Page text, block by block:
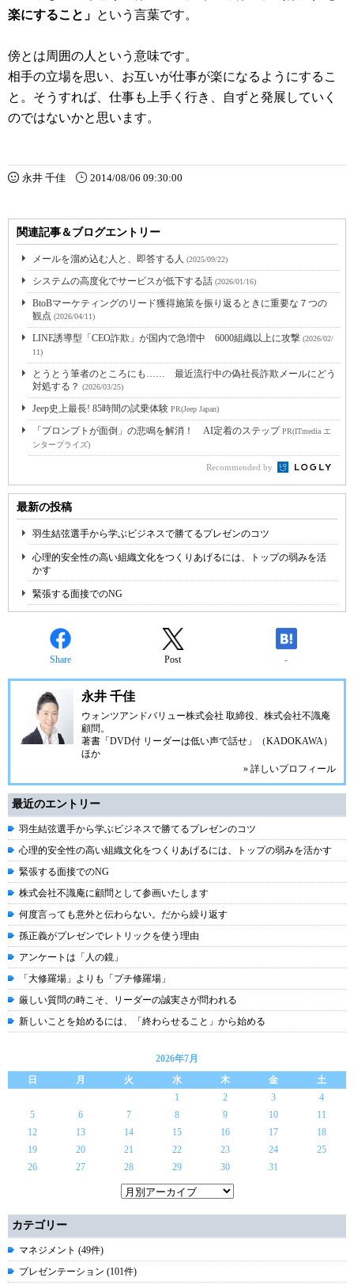
楽にすること」 という言葉です。
傍とは周囲の人という意味です。
相手の立場を思い、お互いが仕事が楽になるようにするこ
と。そうすれば、仕事も上手く行き、自ずと発展していく
のではないかと思います。
永井 千佳 2014/08/06 09:30:00
関連記事＆ブログエントリー
メールを溜め込む人と、即答する人 (2025/09/22)
システムの高度化でサービスが低下する話 (2026/01/16)
BtoBマーケティングのリード獲得施策を振り返るときに重要な７つの
観点 (2026/04/11)
LINE誘導型「CEO詐欺」が国内で急増中 6000組織以上に攻撃 (2026/02/
11)
とうとう筆者のところにも…… 最近流行中の偽社長詐欺メールにどう
対処する？ (2026/03/25)
Jeep史上最長! 85時間の試乗体験 PR(Jeep Japan)
「プロンプトが面倒」の悲鳴を解消！ AI定着のステップPR(ITmedia エ
ンタープライズ)
Recommended by
最新の投稿
羽生結弦選手から学ぶビジネスで勝てるプレゼンのコツ
心理的安全性の高い組織文化をつくりあげるには、トップの弱みを活
かす
緊張する面接でのNG
Share Post -
永井 千佳
ウォンツアンドバリュー株式会社 取締役、株式会社不識庵
顧問。
著書「DVD付 リーダーは低い声で話せ」（KADOKAWA）
ほか
» 詳しいプロフィール
最近のエントリー
羽生結弦選手から学ぶビジネスで勝てるプレゼンのコツ
心理的安全性の高い組織文化をつくりあげるには、トップの弱みを活かす
緊張する面接でのNG
株式会社不識庵に顧問として参画いたします
何度言っても意外と伝わらない。だから繰り返す
孫正義がプレゼンでレトリックを使う理由
アンケートは「人の鏡」
「大修羅場」よりも「プチ修羅場」
厳しい質問の時こそ、リーダーの誠実さが問われる
新しいことを始めるには、「終わらせること」から始める
2026年7月
日
月 火 水 木 金
土
1
2 3
4
5
6 7 8 9 10
11
12
13 14 15 16 17
18
19
20 21 22 23 24
25
26
27 28 29 30 31
カテゴリー
マネジメント (49件)
プレゼンテーション (101件)